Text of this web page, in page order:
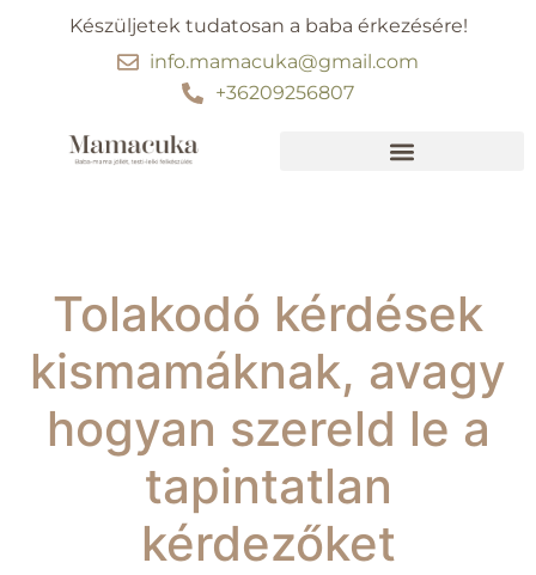
Készüljetek tudatosan a baba érkezésére!
info.mamacuka@gmail.com
+36209256807
Tolakodó kérdések
kismamáknak, avagy
hogyan szereld le a
tapintatlan
kérdezőket